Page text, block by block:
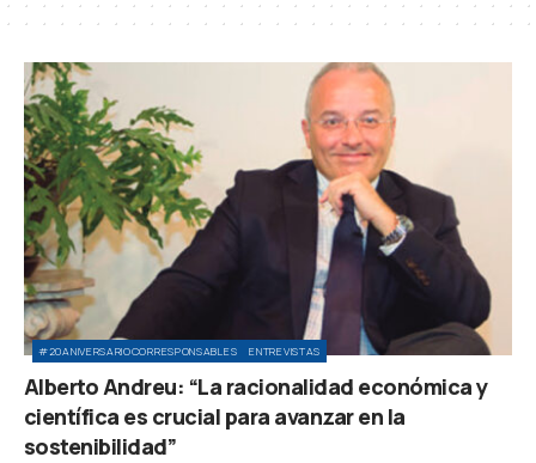
#20ANIVERSARIOCORRESPONSABLES ENTREVISTAS
Alberto Andreu: “La racionalidad económica y
científica es crucial para avanzar en la
sostenibilidad”